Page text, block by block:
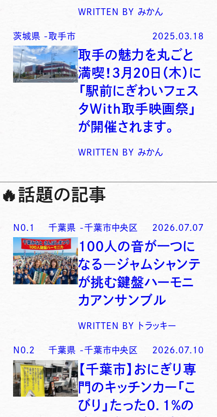
WRITTEN BY みかん
茨城県 -取手市 2025.03.18
取手の魅力を丸ごと
満喫！3月20日（木）に
「駅前にぎわいフェス
タWith取手映画祭」
が開催されます。
WRITTEN BY みかん
🔥話題の記事
N0. 1 千葉県 -千葉市中央区 2026.07.07
100人の音が一つに
なる―ジャムシャンテ
が挑む鍵盤ハーモニ
カアンサンブル
WRITTEN BY トラッキー
N0. 2 千葉県 -千葉市中央区 2026.07.10
【千葉市】おにぎり専
門のキッチンカー「こ
びり」たった0．1％の